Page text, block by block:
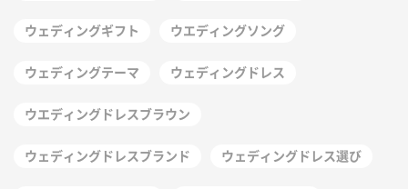
ウェディングギフト ウエディングソング
ウェディングテーマ ウェディングドレス
ウエディングドレスブラウン
ウェディングドレスブランド ウェディングドレス選び